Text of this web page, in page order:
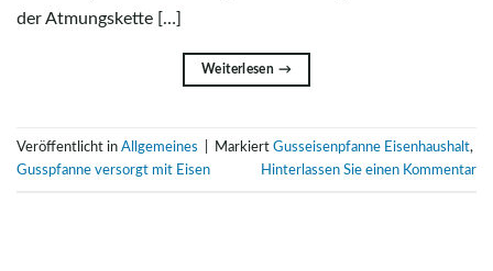
der Atmungskette […]
Weiterlesen →
Veröffentlicht in Allgemeines Markiert Gusseisenpfanne Eisenhaushalt,
Gusspfanne versorgt mit Eisen
Hinterlassen Sie einen Kommentar